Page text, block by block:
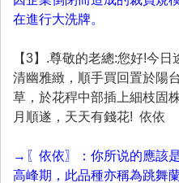
在進行大洗牌。
【3】.尊敬的老總:您好!今
清幽雅緻，順手買回置於陽
草，於花稈中部插上細枝固
月順遂，天天有錢花! 依依
→〖依依〗：你所说的應該
高峰期，此品種亦稱為跳舞